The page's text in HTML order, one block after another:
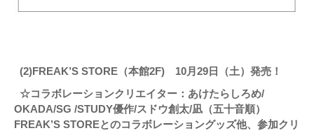
(2)FREAK’S STORE（本館2F) 10月29日（土）発売！
☆コラボレーションクリエイター：あけたらしろめ/
OKADA/SG /STUDY優作/スドウ創太/凪（五十音順）
FREAK’S STOREとのコラボレーショングッズ他、参加クリ